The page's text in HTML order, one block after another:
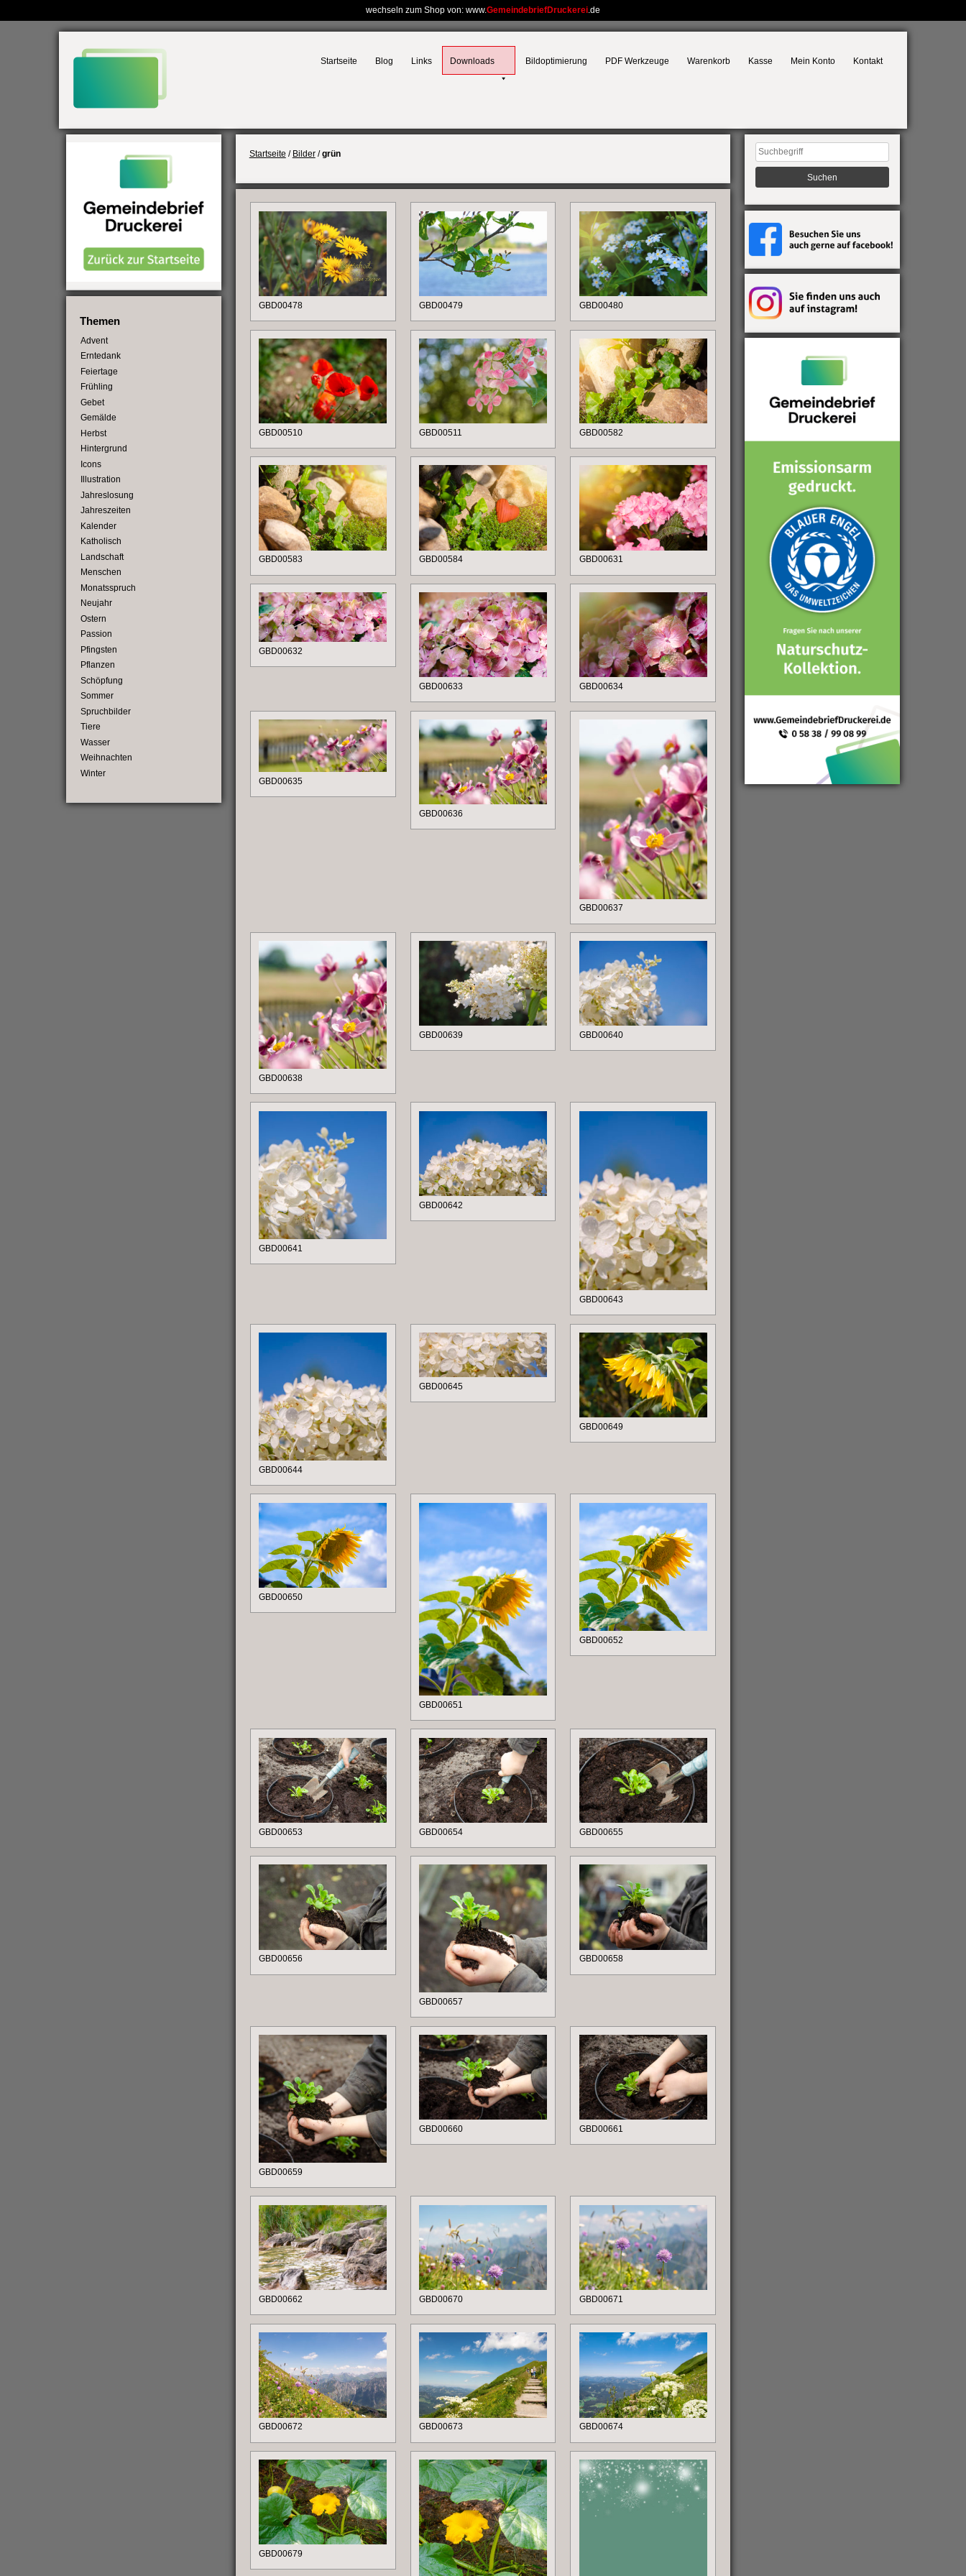
wechseln zum Shop von: www.GemeindebriefDruckerei.de
Startseite Blog Links Downloads Bildoptimierung PDF Werkzeuge Warenkorb Kasse Mein Konto Kontakt
Startseite / Bilder/grün
GBD00478 GBD00479 GBD00480
GBD00510 GBD00511 GBD00582
GBD00583 GBD00584 GBD00631
GBD00632
GBD00633 GBD00634
GBD00635
GBD00636
GBD00637
GBD00638
GBD00639 GBD00640
GBD00641
GBD00642
GBD00643
GBD00644
GBD00645
GBD00649
GBD00650
GBD00651
GBD00652
GBD00653 GBD00654 GBD00655
GBD00656
GBD00657
GBD00658
GBD00659
GBD00660 GBD00661
GBD00662 GBD00670 GBD00671
GBD00672 GBD00673 GBD00674
GBD00679
Themen
Advent
Erntedank
Feiertage
Frühling
Gebet
Gemälde
Herbst
Hintergrund
Icons
Illustration
Jahreslosung
Jahreszeiten
Kalender
Katholisch
Landschaft
Menschen
Monatsspruch
Neujahr
Ostern
Passion
Pfingsten
Pflanzen
Schöpfung
Sommer
Spruchbilder
Tiere
Wasser
Weihnachten
Winter
Suchen
nach: